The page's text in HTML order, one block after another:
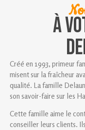
À
Créé en 1993, primeur
misent sur la fraîcheur
qualité. La famille
son savoir-faire sur les
Cette famille aime le
conseiller leurs clients.